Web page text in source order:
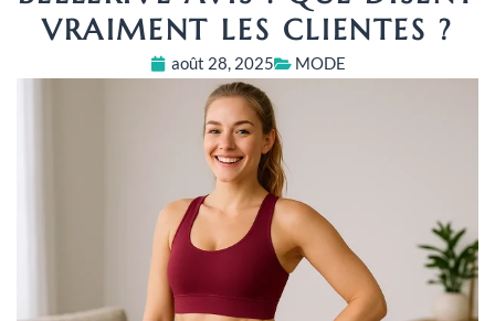
VRAIMENT LES CLIENTES ?
août 28, 2025 MODE